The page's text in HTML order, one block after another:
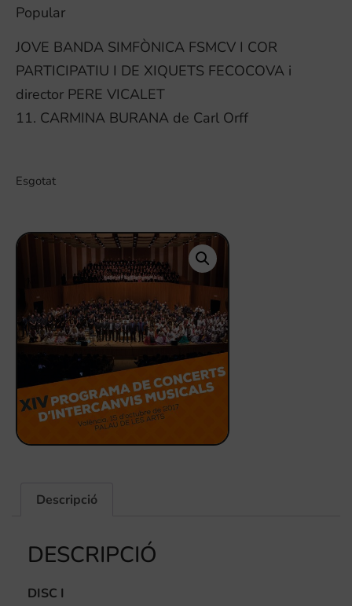
Popular
JOVE BANDA SIMFÒNICA FSMCV I COR
PARTICIPATIU I DE XIQUETS FECOCOVA i
director PERE VICALET
11. CARMINA BURANA de Carl Orff
Esgotat
Descripció
DESCRIPCIÓ
DISC I